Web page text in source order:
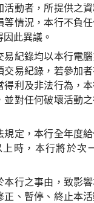
活動者，所提供之資
等情況，本行不負
此異議。
易紀錄均以本行電
交易紀錄，若參加
得利及非法行為，
並對任何破壞活動
規定，本行全年度
上時，本行將於次
本行之事由，致影響
正、暫停、終止本